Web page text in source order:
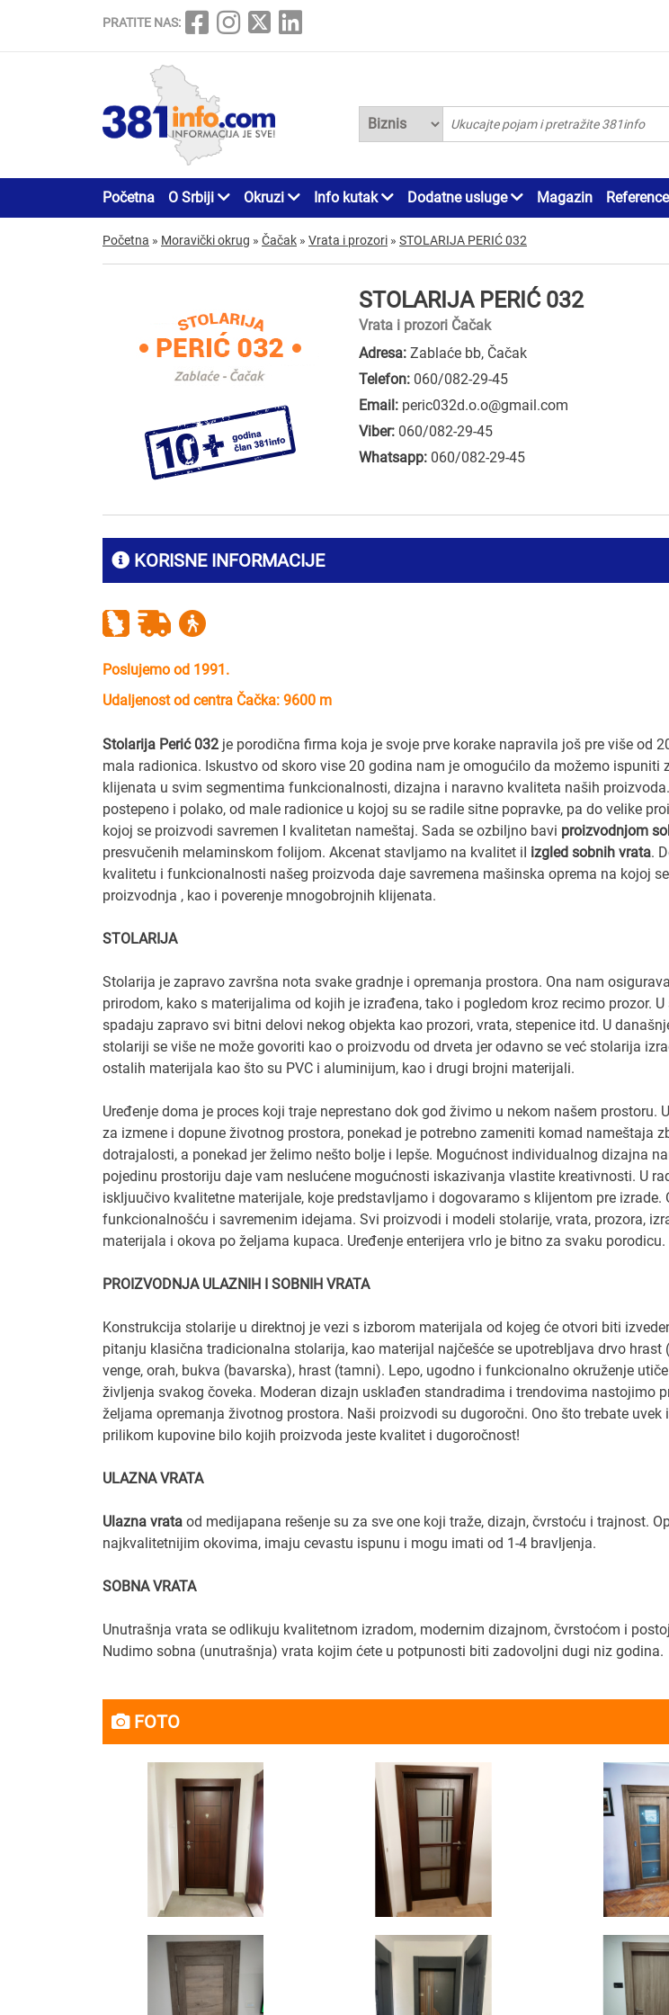
PRATITE NAS:
Početna O Srbiji Okruzi Info kutak Dodatne usluge Magazin Reference
Početna » Moravički okrug » Čačak » Vrata i prozori » STOLARIJA PERIĆ 032
STOLARIJA PERIĆ 032
Vrata i prozori Čačak
Adresa: Zablaće bb, Čačak
Telefon: 060/082-29-45
Email: peric032d.o.o@gmail.com
Viber: 060/082-29-45
Whatsapp: 060/082-29-45
KORISNE INFORMACIJE
Poslujemo od 1991.
Udaljenost od centra Čačka: 9600 m
Stolarija Perić 032 je porodična firma koja je svoje prve korake napravila još pre više od
mala radionica. Iskustvo od skoro vise 20 godina nam je omogućilo da možemo ispuniti
klijenata u svim segmentima funkcionalnosti, dizajna i naravno kvaliteta naših
postepeno i polako, od male radionice u kojoj su se radile sitne popravke, pa do velike
kojoj se proizvodi savremen I kvalitetan nameštaj. Sada se ozbiljno bavi proizvodnjom
presvučenih melaminskom folijom. Akcenat stavljamo na kvalitet iI izgled sobnih vrata.
kvalitetu i funkcionalnosti našeg proizvoda daje savremena mašinska oprema na kojoj
proizvodnja , kao i poverenje mnogobrojnih klijenata.
STOLARIJA
Stolarija je zapravo završna nota svake gradnje i opremanja prostora. Ona nam
prirodom, kako s materijalima od kojih je izrađena, tako i pogledom kroz recimo prozor.
spadaju zapravo svi bitni delovi nekog objekta kao prozori, vrata, stepenice itd. U
stolariji se više ne može govoriti kao o proizvodu od drveta jer odavno se već stolarija
ostalih materijala kao što su PVC i aluminijum, kao i drugi brojni materijali.
Uređenje doma je proces koji traje neprestano dok god živimo u nekom našem prostoru.
za izmene i dopune životnog prostora, ponekad je potrebno zameniti komad nameštaja
dotrajalosti, a ponekad jer želimo nešto bolje i lepše. Mogućnost individualnog dizajna
pojedinu prostoriju daje vam neslućene mogućnosti iskazivanja vlastite kreativnosti. U
iskljuučivo kvalitetne materijale, koje predstavljamo i dogovaramo s klijentom pre izrade.
funkcionalnošću i savremenim idejama. Svi proizvodi i modeli stolarije, vrata, prozora,
materijala i okova po željama kupaca. Uređenje enterijera vrlo je bitno za svaku porodicu.
PROIZVODNJA ULAZNIH I SOBNIH VRATA
Konstrukcija stolarije u direktnoj je vezi s izborom materijala od kojeg će otvori biti
pitanju klasična tradicionalna stolarija, kao materijal najčešće se upotrebljava drvo hrast
venge, orah, bukva (bavarska), hrast (tamni). Lepo, ugodno i funkcionalno okruženje
življenja svakog čoveka. Moderan dizajn usklađen standradima i trendovima nastojimo
željama opremanja životnog prostora. Naši proizvodi su dugoročni. Ono što trebate uvek
prilikom kupovine bilo kojih proizvoda jeste kvalitet i dugoročnost!
ULAZNA VRATA
Ulazna vrata od medijapana rešenje su za sve one koji traže, dizajn, čvrstoću i trajnost.
najkvalitetnijim okovima, imaju cevastu ispunu i mogu imati od 1-4 bravljenja.
SOBNA VRATA
Unutrašnja vrata se odlikuju kvalitetnom izradom, modernim dizajnom, čvrstoćom i
Nudimo sobna (unutrašnja) vrata kojim ćete u potpunosti biti zadovoljni dugi niz godina.
FOTO